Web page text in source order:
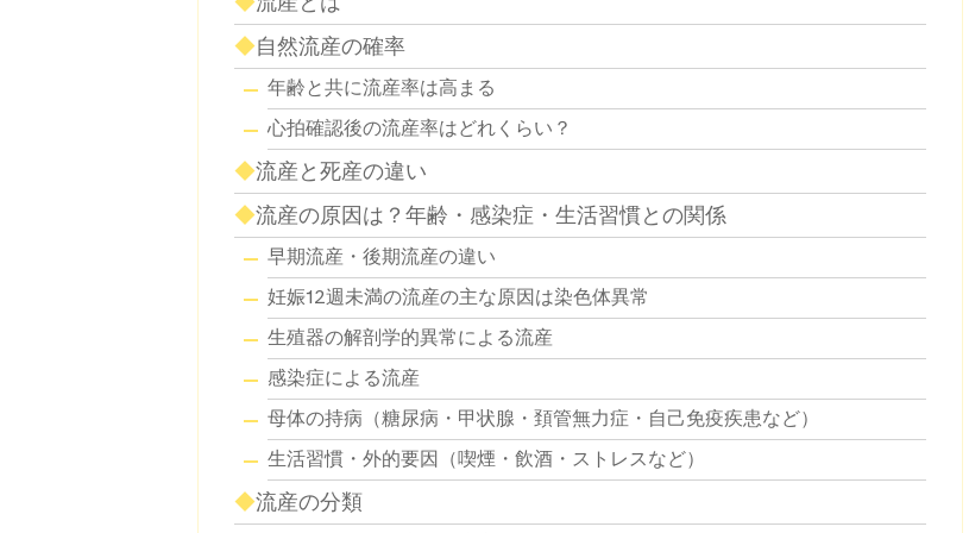
自然流産の確率
年齢と共に流産率は高まる
心拍確認後の流産率はどれくらい？
流産と死産の違い
流産の原因は？年齢・感染症・生活習慣との関係
早期流産・後期流産の違い
妊娠12週未満の流産の主な原因は染色体異常
生殖器の解剖学的異常による流産
感染症による流産
母体の持病（糖尿病・甲状腺・頚管無力症・自己免疫疾患など）
生活習慣・外的要因（喫煙・飲酒・ストレスなど）
流産の分類